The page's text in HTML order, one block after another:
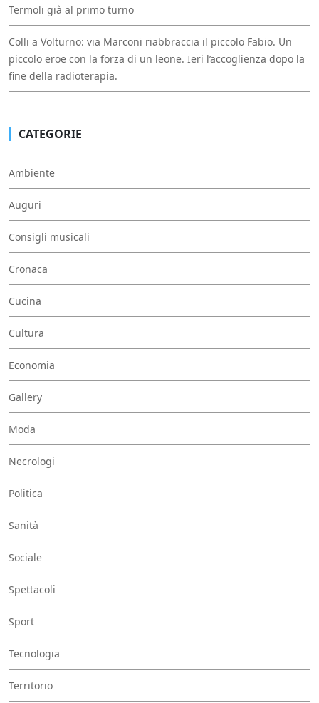
Termoli già al primo turno
Colli a Volturno: via Marconi riabbraccia il piccolo Fabio. Un
piccolo eroe con la forza di un leone. Ieri l’accoglienza dopo la
fine della radioterapia.
CATEGORIE
Ambiente
Auguri
Consigli musicali
Cronaca
Cucina
Cultura
Economia
Gallery
Moda
Necrologi
Politica
Sanità
Sociale
Spettacoli
Sport
Tecnologia
Territorio